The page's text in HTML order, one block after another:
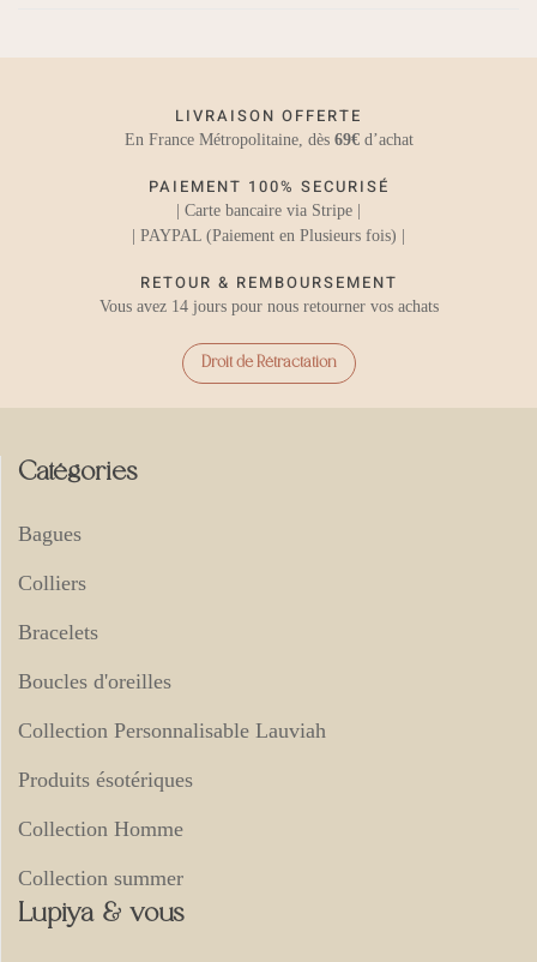
LIVRAISON OFFERTE
En France Métropolitaine, dès 69€d’achat
PAIEMENT 100% SECURISÉ
| Carte bancaire via Stripe |
| PAYPAL (Paiement en Plusieurs fois) |
RETOUR & REMBOURSEMENT
Vous avez 14 jours pour nous retourner vos achats
Droit de Rétractation
Catégories
Bagues
Colliers
Bracelets
Boucles d'oreilles
Collection Personnalisable Lauviah
Produits ésotériques
Collection Homme
Collection summer
Lupiya & vous